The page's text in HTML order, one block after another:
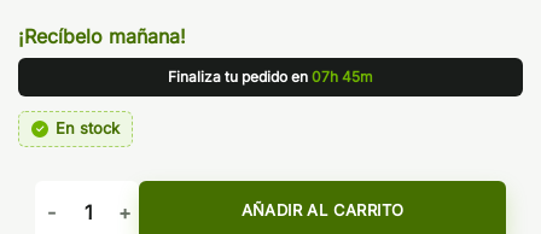
¡Recíbelo mañana!
Finaliza tu pedido en 07h 45m
En stock
RESISTENCIAS EXCEED GRIP 0,5OHM - JOYETECH cantidad
AÑADIR AL CARRITO